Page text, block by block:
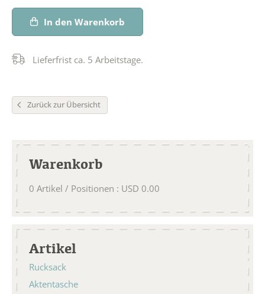
In den Warenkorb
Lieferfrist ca. 5 Arbeitstage.
Zurück zur Übersicht
Warenkorb
0 Artikel / Positionen : USD 0.00
Artikel
Rucksack
Aktentasche